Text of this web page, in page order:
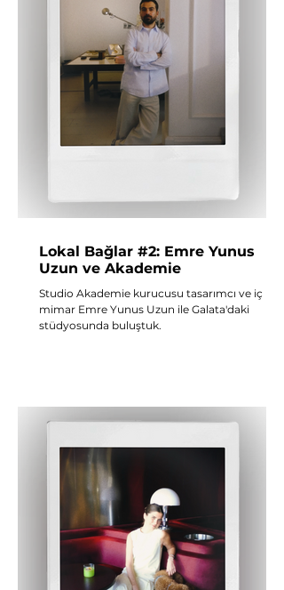
Lokal Bağlar #2: Emre Yunus
Uzun ve Akademie
Studio Akademie kurucusu tasarımcı ve iç
mimar Emre Yunus Uzun ile Galata'daki
stüdyosunda buluştuk.